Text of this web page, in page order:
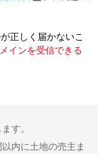
正しく届かないこ
インを受信できる
す。
内に土地の売主ま